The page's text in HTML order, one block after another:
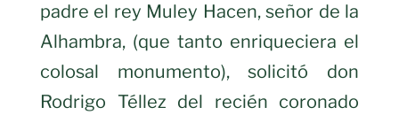
padre el rey Muley Hacen, señor de la
Alhambra, (que tanto enriqueciera el
colosal monumento), solicitó don
Rodrigo Téllez del recién coronado